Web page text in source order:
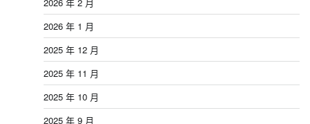
2026 年 1 月
2025 年 12 月
2025 年 11 月
2025 年 10 月
2025 年 9 月